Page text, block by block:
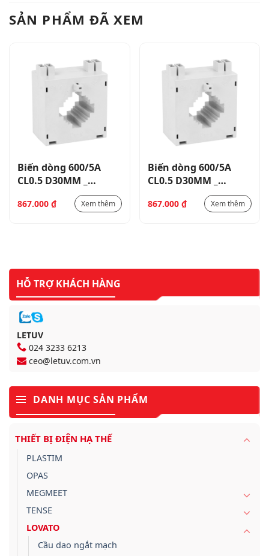
SẢN PHẨM ĐÃ XEM
Biến dòng 600/5A
CL0.5 D30MM _
867.000 ₫ Xem thêm
Biến dòng 600/5A
CL0.5 D30MM _
867.000 ₫ Xem thêm
HỖ TRỢ KHÁCH HÀNG
LETUV
024 3233 6213
ceo@letuv.com.vn
DANH MỤC SẢN PHẨM
THIẾT BỊ ĐIỆN HẠ THẾ
PLASTIM
OPAS
MEGMEET
TENSE
LOVATO
Cầu dao ngắt mạch